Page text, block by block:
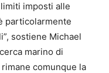
imposti alle
particolarmente
sostiene Michael
marino di
comunque la